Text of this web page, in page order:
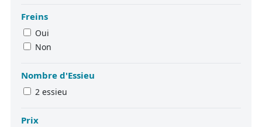
Freins
Oui
Non
Nombre d'Essieu
2 essieu
Prix